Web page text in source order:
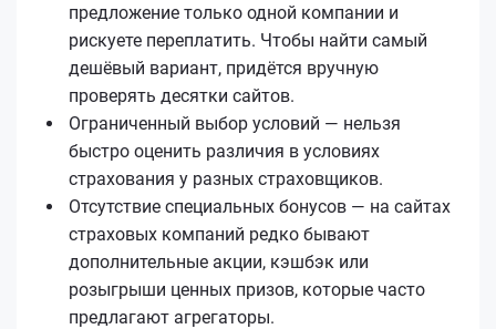
предложение только одной компании и
рискуете переплатить. Чтобы найти самый
дешёвый вариант, придётся вручную
проверять десятки сайтов.
Ограниченный выбор условий — нельзя
быстро оценить различия в условиях
страхования у разных страховщиков.
Отсутствие специальных бонусов — на сайтах
страховых компаний редко бывают
дополнительные акции, кэшбэк или
розыгрыши ценных призов, которые часто
предлагают агрегаторы.